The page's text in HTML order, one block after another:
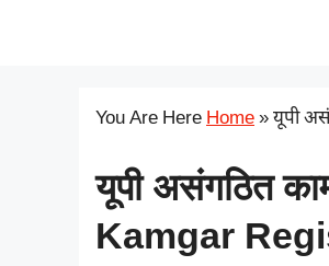
You Are HereHome»यूपी
यूपी असंगठित
Kamgar